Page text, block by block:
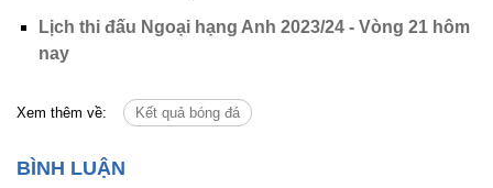
Lịch thi đấu Ngoại hạng Anh 2023/24 - Vòng 21 hôm
nay
Xem thêm về: Kết quả bóng đá